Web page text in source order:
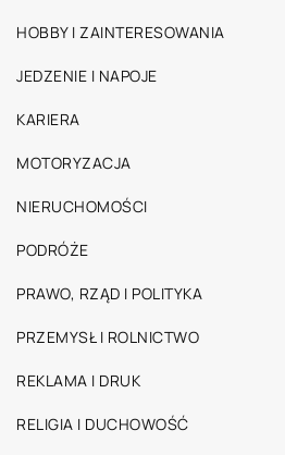
HOBBY I ZAINTERESOWANIA
JEDZENIE I NAPOJE
KARIERA
MOTORYZACJA
NIERUCHOMOŚCI
PODRÓŻE
PRAWO, RZĄD I POLITYKA
PRZEMYSŁ I ROLNICTWO
REKLAMA I DRUK
RELIGIA I DUCHOWOŚĆ